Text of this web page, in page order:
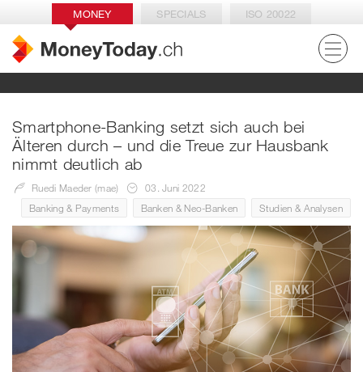
MONEY SPECIALS ISO 20022
Smartphone-Banking setzt sich auch bei
Älteren durch – und die Treue zur Hausbank
nimmt deutlich ab
Ruedi Maeder (mae)
03. Juni 2022
Banking & Payments
Banken & Neo-Banken Studien & Analysen